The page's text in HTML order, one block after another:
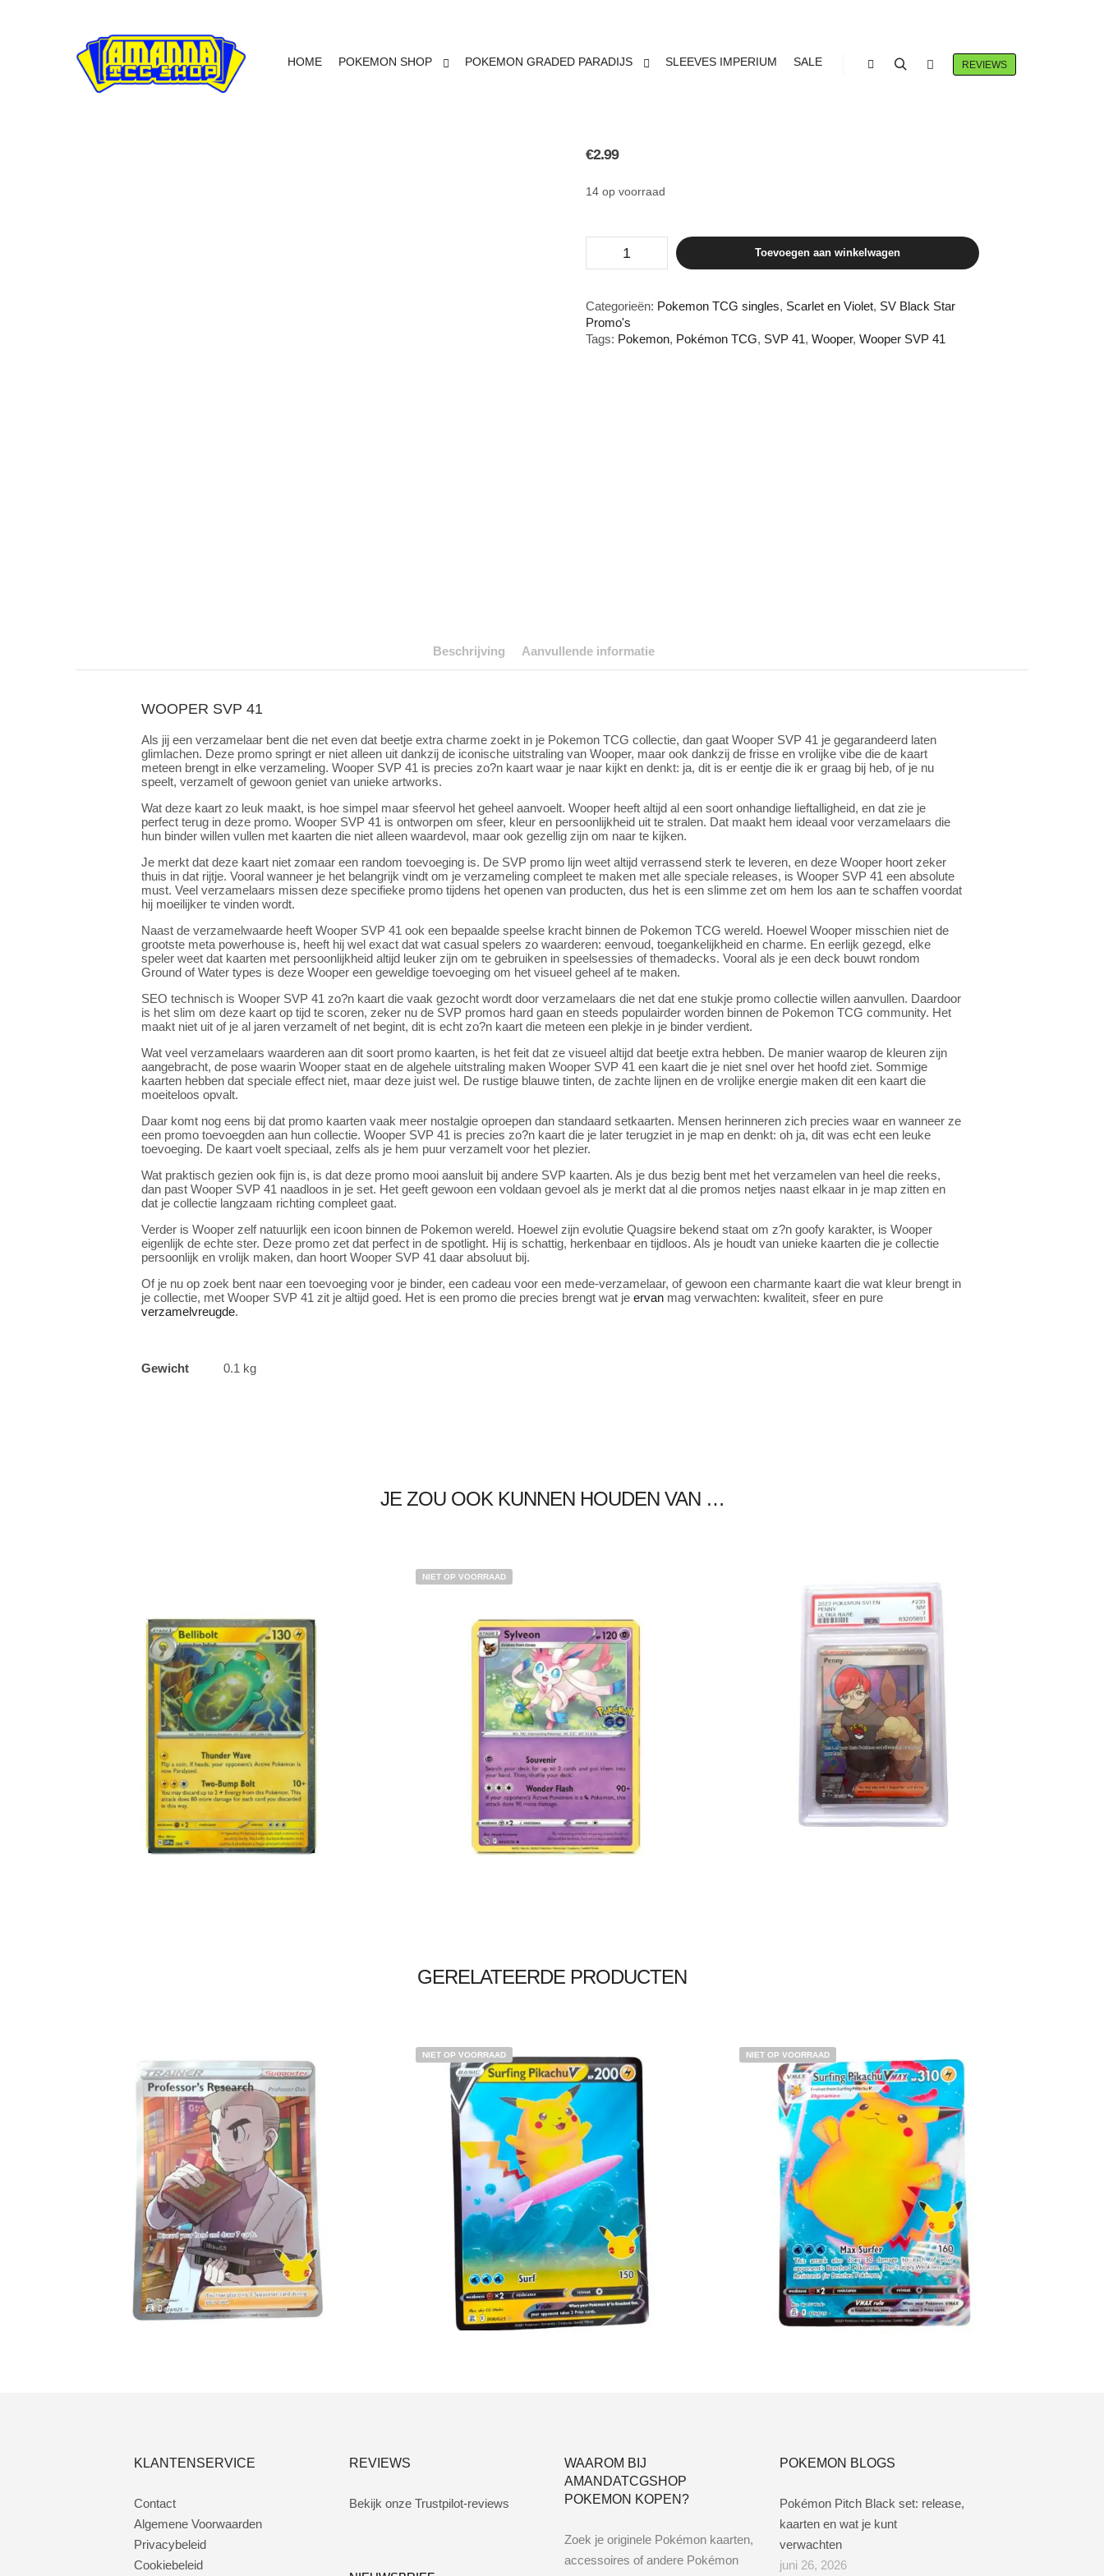
HOME POKEMON SHOP POKEMON GRADED PARADIJS SLEEVES IMPERIUM SALE REVIEWS
€2.99
14 op voorraad
41
Toevoegen aan winkelwagen
Categorieën: Pokemon TCG singles, Scarlet en Violet, SV Black Star
Promo's
Tags: Pokemon, Pokémon TCG, SVP 41,Wooper,Wooper SVP 41
Beschrijving Aanvullende informatie
WOOPER SVP 41
Als jij een verzamelaar bent die net even dat beetje extra charme zoekt in je Pokemon TCG collectie, dan gaat Wooper SVP 41 je gegarandeerd laten
glimlachen. Deze promo springt er niet alleen uit dankzij de iconische uitstraling van Wooper, maar ook dankzij de frisse en vrolijke vibe die de kaart
meteen brengt in elke verzameling. Wooper SVP 41 is precies zo?n kaart waar je naar kijkt en denkt: ja, dit is er eentje die ik er graag bij heb, of je nu
speelt, verzamelt of gewoon geniet van unieke artworks.
Wat deze kaart zo leuk maakt, is hoe simpel maar sfeervol het geheel aanvoelt. Wooper heeft altijd al een soort onhandige lieftalligheid, en dat zie je
perfect terug in deze promo. Wooper SVP 41 is ontworpen om sfeer, kleur en persoonlijkheid uit te stralen. Dat maakt hem ideaal voor verzamelaars die
hun binder willen vullen met kaarten die niet alleen waardevol, maar ook gezellig zijn om naar te kijken.
Je merkt dat deze kaart niet zomaar een random toevoeging is. De SVP promo lijn weet altijd verrassend sterk te leveren, en deze Wooper hoort zeker
thuis in dat rijtje. Vooral wanneer je het belangrijk vindt om je verzameling compleet te maken met alle speciale releases, is Wooper SVP 41 een absolute
must. Veel verzamelaars missen deze specifieke promo tijdens het openen van producten, dus het is een slimme zet om hem los aan te schaffen voordat
hij moeilijker te vinden wordt.
Naast de verzamelwaarde heeft Wooper SVP 41 ook een bepaalde speelse kracht binnen de Pokemon TCG wereld. Hoewel Wooper misschien niet de
grootste meta powerhouse is, heeft hij wel exact dat wat casual spelers zo waarderen: eenvoud, toegankelijkheid en charme. En eerlijk gezegd, elke
speler weet dat kaarten met persoonlijkheid altijd leuker zijn om te gebruiken in speelsessies of themadecks. Vooral als je een deck bouwt rondom
Ground of Water types is deze Wooper een geweldige toevoeging om het visueel geheel af te maken.
SEO technisch is Wooper SVP 41 zo?n kaart die vaak gezocht wordt door verzamelaars die net dat ene stukje promo collectie willen aanvullen. Daardoor
is het slim om deze kaart op tijd te scoren, zeker nu de SVP promos hard gaan en steeds populairder worden binnen de Pokemon TCG community. Het
maakt niet uit of je al jaren verzamelt of net begint, dit is echt zo?n kaart die meteen een plekje in je binder verdient.
Wat veel verzamelaars waarderen aan dit soort promo kaarten, is het feit dat ze visueel altijd dat beetje extra hebben. De manier waarop de kleuren zijn
aangebracht, de pose waarin Wooper staat en de algehele uitstraling maken Wooper SVP 41 een kaart die je niet snel over het hoofd ziet. Sommige
kaarten hebben dat speciale effect niet, maar deze juist wel. De rustige blauwe tinten, de zachte lijnen en de vrolijke energie maken dit een kaart die
moeiteloos opvalt.
Daar komt nog eens bij dat promo kaarten vaak meer nostalgie oproepen dan standaard setkaarten. Mensen herinneren zich precies waar en wanneer ze
een promo toevoegden aan hun collectie. Wooper SVP 41 is precies zo?n kaart die je later terugziet in je map en denkt: oh ja, dit was echt een leuke
toevoeging. De kaart voelt speciaal, zelfs als je hem puur verzamelt voor het plezier.
Wat praktisch gezien ook fijn is, is dat deze promo mooi aansluit bij andere SVP kaarten. Als je dus bezig bent met het verzamelen van heel die reeks,
dan past Wooper SVP 41 naadloos in je set. Het geeft gewoon een voldaan gevoel als je merkt dat al die promos netjes naast elkaar in je map zitten en
dat je collectie langzaam richting compleet gaat.
Verder is Wooper zelf natuurlijk een icoon binnen de Pokemon wereld. Hoewel zijn evolutie Quagsire bekend staat om z?n goofy karakter, is Wooper
eigenlijk de echte ster. Deze promo zet dat perfect in de spotlight. Hij is schattig, herkenbaar en tijdloos. Als je houdt van unieke kaarten die je collectie
persoonlijk en vrolijk maken, dan hoort Wooper SVP 41 daar absoluut bij.
Of je nu op zoek bent naar een toevoeging voor je binder, een cadeau voor een mede-verzamelaar, of gewoon een charmante kaart die wat kleur brengt in
je collectie, met Wooper SVP 41 zit je altijd goed. Het is een promo die precies brengt wat je ervan mag verwachten: kwaliteit, sfeer en pure
verzamelvreugde.
Gewicht 0.1 kg
JE ZOU OOK KUNNEN HOUDEN VAN …
€2.99
NIET OP VOORRAAD
€2.99
€40.00
GERELATEERDE PRODUCTEN
€4.00
NIET OP VOORRAAD
€ 3.00
NIET OP VOORRAAD
KLANTENSERVICE
Contact
Algemene Voorwaarden
Privacybeleid
Cookiebeleid
REVIEWS
Bekijk onze Trustpilot-reviews
WAAROM BIJ
AMANDATCGSHOP
POKEMON KOPEN?
Zoek je originele Pokémon kaarten,
accessoires of andere Pokémon
POKEMON BLOGS
Pokémon Pitch Black set: release,
kaarten en wat je kunt
verwachten
juni 26, 2026